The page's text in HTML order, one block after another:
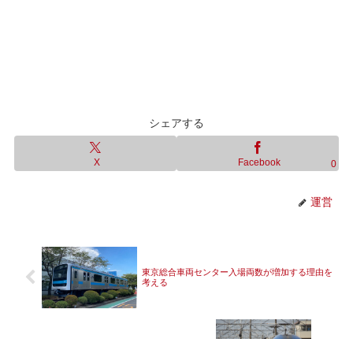
シェアする
X Facebook 0
運営
東京総合車両センター入場両数が増加する理由を
考える